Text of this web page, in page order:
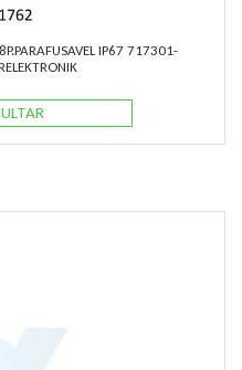
IP67 717301-